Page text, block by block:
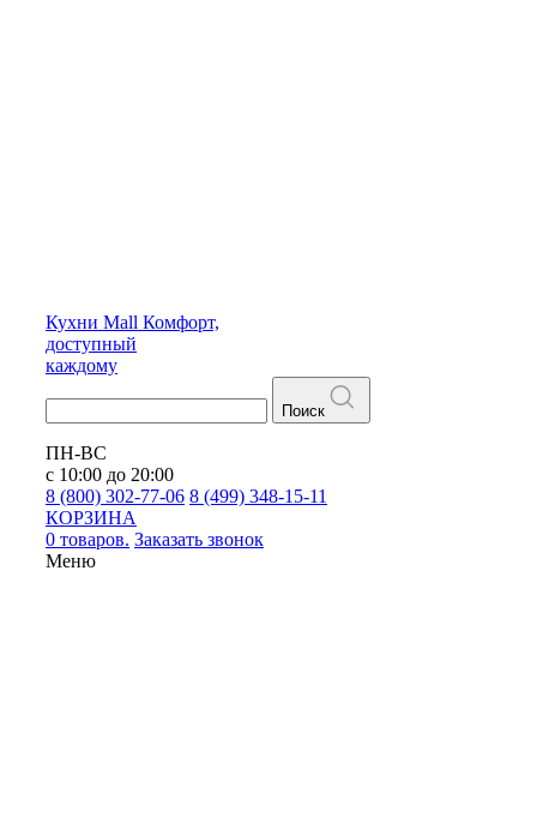
Кухни Mall Комфорт,
доступный
каждому
Поиск
ПН-ВС
с 10:00 до 20:00
8 (800) 302-77-06 8 (499) 348-15-11
КОРЗИНА
0 товаров. Заказать звонок
Меню